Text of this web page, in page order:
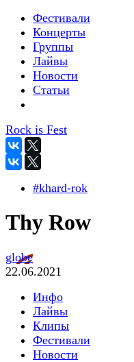
Фестивали
Концерты
Группы
Лайвы
Новости
Статьи
Rock is Fest
#khard-rok
Thy Row
globe
22.06.2021
Инфо
Лайвы
Клипы
Фестивали
Новости